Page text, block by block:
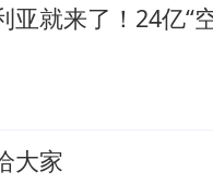
亚就来了！24亿“
大家